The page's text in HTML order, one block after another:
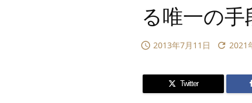
る唯一の手
 2013年7月11日  2021
Twitter